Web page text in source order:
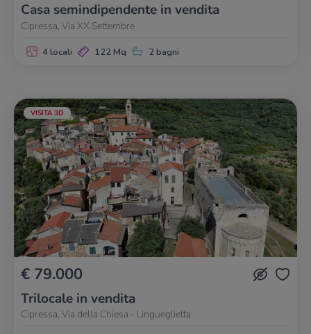
Casa semindipendente in vendita
Cipressa, Via XX Settembre
4 locali 122 Mq 2 bagni
VISITA 3D
€ 79.000
Trilocale in vendita
Cipressa, Via della Chiesa - Lingueglietta